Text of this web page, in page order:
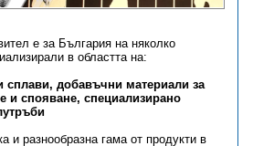
е за България на няколко
в областта на:
сплави, добавъчни материали за
и спояване, специализирано
и разнообразна гама от продукти в